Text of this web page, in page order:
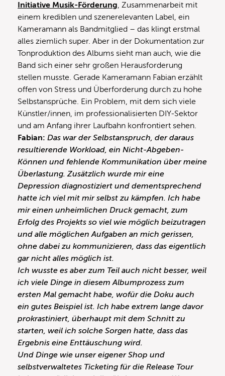
Initiative Musik-Förderung, Zusammenarbeit mit
einem krediblen und szenerelevanten Label, ein
Kameramann als Bandmitglied – das klingt erstmal
alles ziemlich super. Aber in der Dokumentation zur
Tonproduktion des Albums sieht man auch, wie die
Band sich einer sehr großen Herausforderung
stellen musste. Gerade Kameramann Fabian erzählt
offen von Stress und Überforderung durch zu hohe
Selbstansprüche. Ein Problem, mit dem sich viele
Künstler/innen, im professionalisierten DIY-Sektor
und am Anfang ihrer Laufbahn konfrontiert sehen.
Fabian: Das war der Selbstanspruch, der daraus
resultierende Workload, ein Nicht-Abgeben-
Können und fehlende Kommunikation über meine
Überlastung. Zusätzlich wurde mir eine
Depression diagnostiziert und dementsprechend
hatte ich viel mit mir selbst zu kämpfen. Ich habe
mir einen unheimlichen Druck gemacht, zum
Erfolg des Projekts so viel wie möglich beizutragen
und alle möglichen Aufgaben an mich gerissen,
ohne dabei zu kommunizieren, dass das eigentlich
gar nicht alles möglich ist.
Ich wusste es aber zum Teil auch nicht besser, weil
ich viele Dinge in diesem Albumprozess zum
ersten Mal gemacht habe, wofür die Doku auch
ein gutes Beispiel ist. Ich habe extrem lange davor
prokrastiniert, überhaupt mit dem Schnitt zu
starten, weil ich solche Sorgen hatte, dass das
Ergebnis eine Enttäuschung wird.
Und Dinge wie unser eigener Shop und
selbstverwaltetes Ticketing für die Release Tour